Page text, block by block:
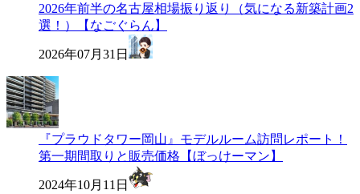
2026年前半の名古屋相場振り返り（気になる新築計画2
選！）【なごぐらん】
2026年07月31日
『プラウドタワー岡山』モデルルーム訪問レポート！
第一期間取りと販売価格【ぼっけーマン】
2024年10月11日